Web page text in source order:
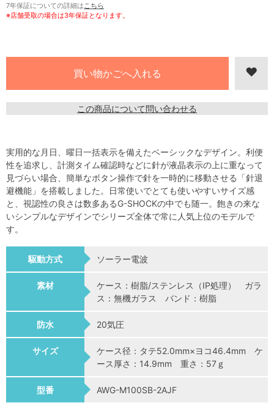
7年保証についての詳細は こちら
※店舗受取の場合は3年保証となります。
この商品について問い合わせる
実用的な月日、曜日一括表示を備えたベーシックなデザイン。利便
性を追求し、計測タイム確認時などに針が液晶表示の上に重なって
見づらい場合、簡単なボタン操作で針を一時的に移動させる「針退
避機能」を搭載しました。日常使いでとても使いやすいサイズ感
と、視認性の良さは数多あるG-SHOCKの中でも随一。飽きの来な
いシンプルなデザインでシリーズ全体で常に人気上位のモデルで
す。
駆動方式 ソーラー電波
素材
ケース：樹脂/ステンレス（IP処理） ガラ
ス：無機ガラス バンド：樹脂
防水 20気圧
サイズ
ケース径：タテ52.0mm×ヨコ46.4mm ケ
ース厚さ：14.9mm 重さ：57ｇ
型番 AWG-M100SB-2AJF